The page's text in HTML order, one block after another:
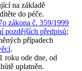
na základě
do péče.
zákona č. 359/1999
pozdějších předpisů;
případech
.
roku ode dne, od
uplatněn.